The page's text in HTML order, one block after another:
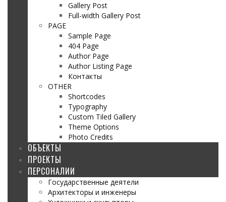
Gallery Post
Full-width Gallery Post
PAGE
Sample Page
404 Page
Author Page
Author Listing Page
Контакты
OTHER
Shortcodes
Typography
Custom Tiled Gallery
Theme Options
Photo Credits
ОБЪЕКТЫ
ПРОЕКТЫ
ПЕРСОНАЛИИ
Государственные деятели
Архитекторы и инженеры